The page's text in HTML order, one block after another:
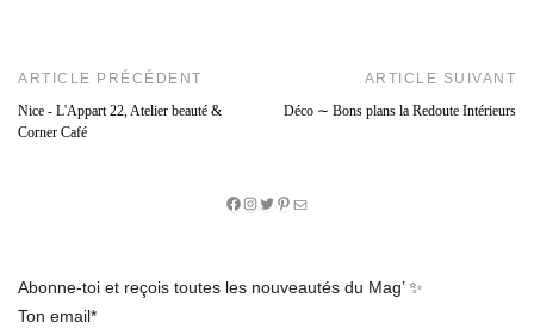
ARTICLE PRÉCÉDENT
Nice - L'Appart 22, Atelier beauté &
Corner Café
ARTICLE SUIVANT
Déco ∼ Bons plans la Redoute Intérieurs
Facebook
Instagram
Twitter
Pinterest
E-
Abonne-toi et reçois toutes les nouveautés du Mag’ ✨
Ton email*